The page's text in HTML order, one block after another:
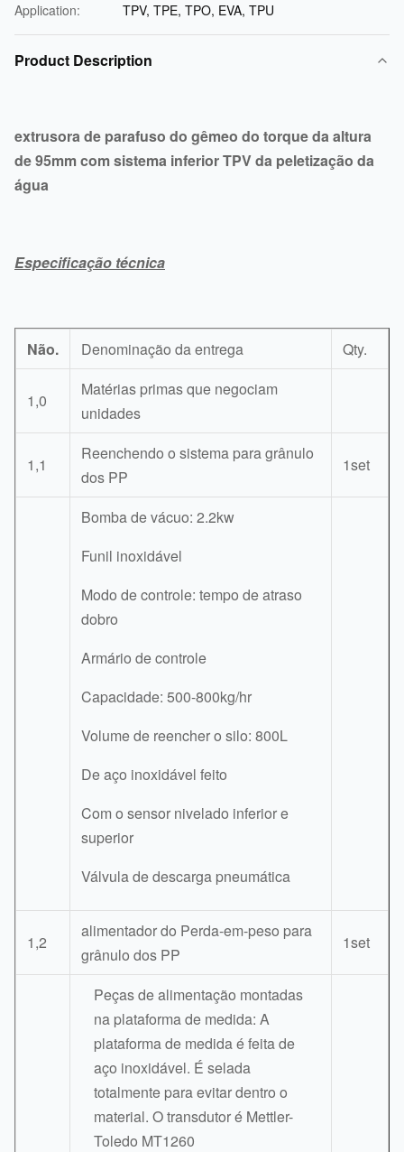
Application:
TPV, TPE, TPO, EVA, TPU
Product Description
extrusora de parafuso do gêmeo do torque da altura
de 95mm com sistema inferior TPV da peletização da
água
Especificação técnica
Não. Denominação da entrega Qty.
1,0
Matérias primas que negociam
unidades
1,1
Reenchendo o sistema para grânulo
dos PP
1set
Bomba de vácuo: 2.2kw
Funil inoxidável
Modo de controle: tempo de atraso
dobro
Armário de controle
Capacidade: 500-800kg/hr
Volume de reencher o silo: 800L
De aço inoxidável feito
Com o sensor nivelado inferior e
superior
Válvula de descarga pneumática
1,2
alimentador do Perda-em-peso para
grânulo dos PP
1set
Peças de alimentação montadas
na plataforma de medida: A
plataforma de medida é feita de
aço inoxidável. É selada
totalmente para evitar dentro o
material. O transdutor é Mettler-
Toledo MT1260